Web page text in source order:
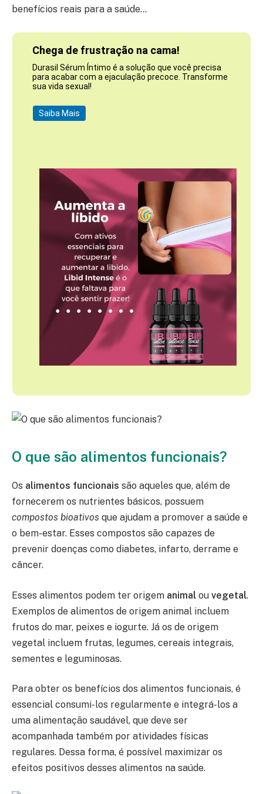
benefícios reais para a saúde…
Chega de frustração na cama!
Durasil Sérum Íntimo é a solução que você precisa
para acabar com a ejaculação precoce. Transforme
sua vida sexual!
Saiba Mais
O que são alimentos funcionais?
Os alimentos funcionais são aqueles que, além de
fornecerem os nutrientes básicos, possuem
compostos bioativos que ajudam a promover a saúde e
o bem-estar. Esses compostos são capazes de
prevenir doenças como diabetes, infarto, derrame e
câncer.
Esses alimentos podem ter origem animal ou vegetal.
Exemplos de alimentos de origem animal incluem
frutos do mar, peixes e iogurte. Já os de origem
vegetal incluem frutas, legumes, cereais integrais,
sementes e leguminosas.
Para obter os benefícios dos alimentos funcionais, é
essencial consumi-los regularmente e integrá-los a
uma alimentação saudável, que deve ser
acompanhada também por atividades físicas
regulares. Dessa forma, é possível maximizar os
efeitos positivos desses alimentos na saúde.